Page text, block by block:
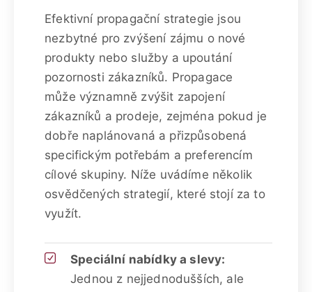
Efektivní propagační strategie jsou
nezbytné pro zvýšení zájmu o nové
produkty nebo služby a upoutání
pozornosti zákazníků. Propagace
může významně zvýšit zapojení
zákazníků a prodeje, zejména pokud je
dobře naplánovaná a přizpůsobená
specifickým potřebám a preferencím
cílové skupiny. Níže uvádíme několik
osvědčených strategií, které stojí za to
využít.
Speciální nabídky a slevy:
Jednou z nejjednodušších, ale